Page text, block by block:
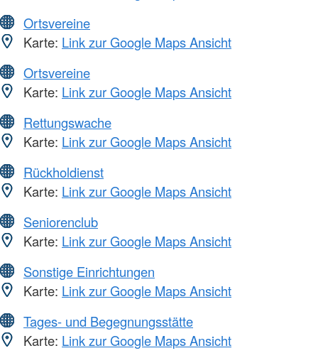
Ortsvereine
Karte: Link zur Google Maps Ansicht
Ortsvereine
Karte: Link zur Google Maps Ansicht
Rettungswache
Karte: Link zur Google Maps Ansicht
Rückholdienst
Karte: Link zur Google Maps Ansicht
Seniorenclub
Karte: Link zur Google Maps Ansicht
Sonstige Einrichtungen
Karte: Link zur Google Maps Ansicht
Tages- und Begegnungsstätte
Karte: Link zur Google Maps Ansicht